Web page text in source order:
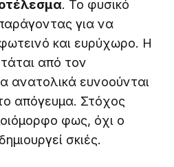
. Το φυσικό
για να
και ευρύχωρο. Η
από τον
ανατολικά ευνοούνται
απόγευμα. Στόχος
φως, όχι ο
σκιές.